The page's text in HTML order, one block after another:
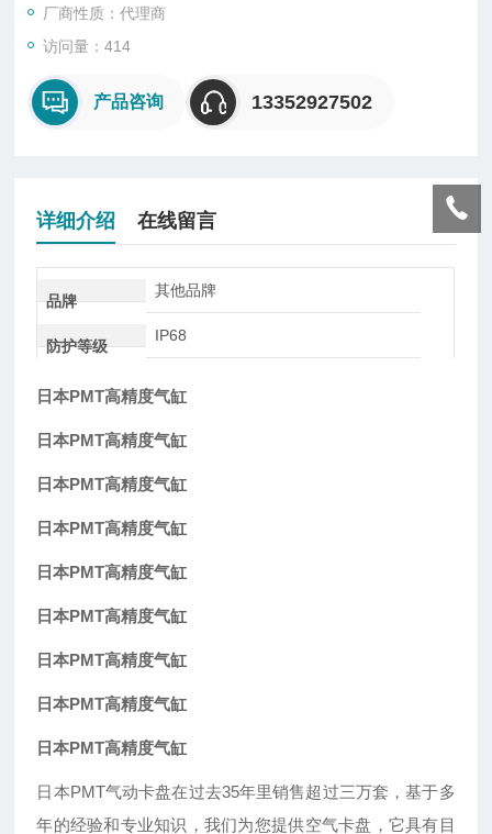
厂商性质：代理商
访问量：414
产品咨询 13352927502
详细介绍 在线留言
品牌
其他品牌
防护等级
IP68
日本PMT高精度气缸
日本PMT高精度气缸
日本PMT高精度气缸
日本PMT高精度气缸
日本PMT高精度气缸
日本PMT高精度气缸
日本PMT高精度气缸
日本PMT高精度气缸
日本PMT高精度气缸
日本PMT气动卡盘在过去35年里销售超过三万套，基于多
年的经验和专业知识，我们为您提供空气卡盘，它具有目